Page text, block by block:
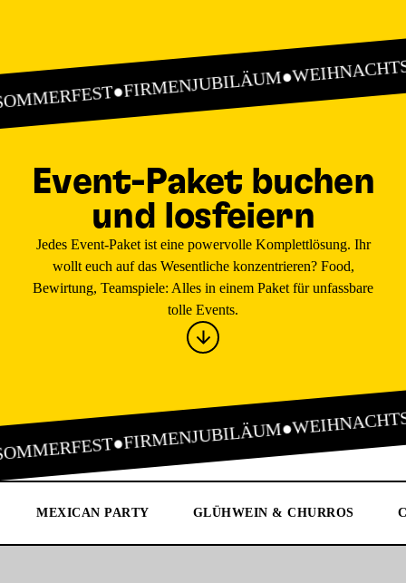
●FIRMENJUBILÄUM●
Event-Paket buchen
und losfeiern
Jedes Event-Paket ist eine powervolle Komplettlösung. Ihr
wollt euch auf das Wesentliche konzentrieren? Food,
Bewirtung, Teamspiele: Alles in einem Paket für unfassbare
tolle Events.
●FIRMENJUBILÄUM●
MEXICAN PARTY GLÜHWEIN & CHURROS